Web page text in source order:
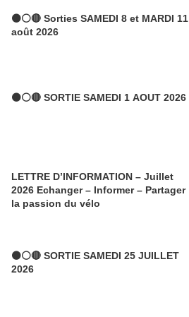
⚫⚪🔴 Sorties SAMEDI 8 et MARDI 11
août 2026
⚫⚪🔴 SORTIE SAMEDI 1 AOUT 2026
LETTRE D’INFORMATION – Juillet
2026 Echanger – Informer – Partager
la passion du vélo
⚫⚪🔴 SORTIE SAMEDI 25 JUILLET
2026